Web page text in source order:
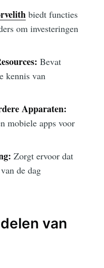
biedt functies
om investeringen
Bevat
kennis van
Apparaten:
mobiele apps voor
Zorgt ervoor dat
de dag
van